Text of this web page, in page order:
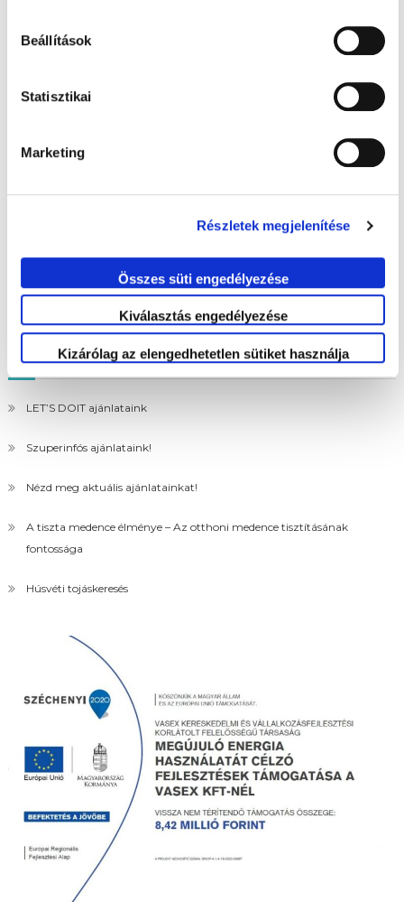
Beállítások
Statisztikai
Marketing
Részletek megjelenítése
Összes süti engedélyezése
Kiválasztás engedélyezése
Kizárólag az elengedhetetlen sütiket használja
Friss ajánlataink
LET’S DOIT ajánlataink
Szuperinfós ajánlataink!
Nézd meg aktuális ajánlatainkat!
A tiszta medence élménye – Az otthoni medence tisztításának
fontossága
Húsvéti tojáskeresés